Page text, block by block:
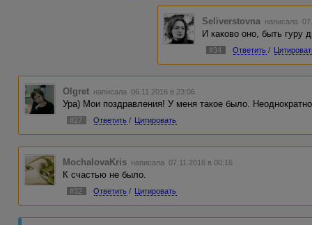
Seliverstovna написала
И каково оно, быть гуру
#34 Ответить /
Olgret написала 06.11.2016 в 23:06
Ура) Мои поздравления! У меня такое было.
#27 Ответить / Цитировать
MochalovaKris написала 07.11.2016 в 00:16
К счастью не было.
#32 Ответить / Цитировать